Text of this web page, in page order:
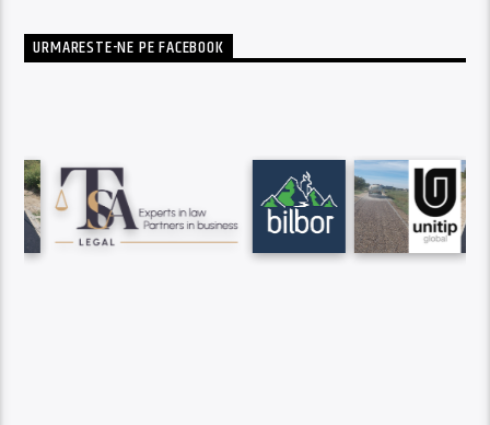
URMARESTE-NE PE FACEBOOK